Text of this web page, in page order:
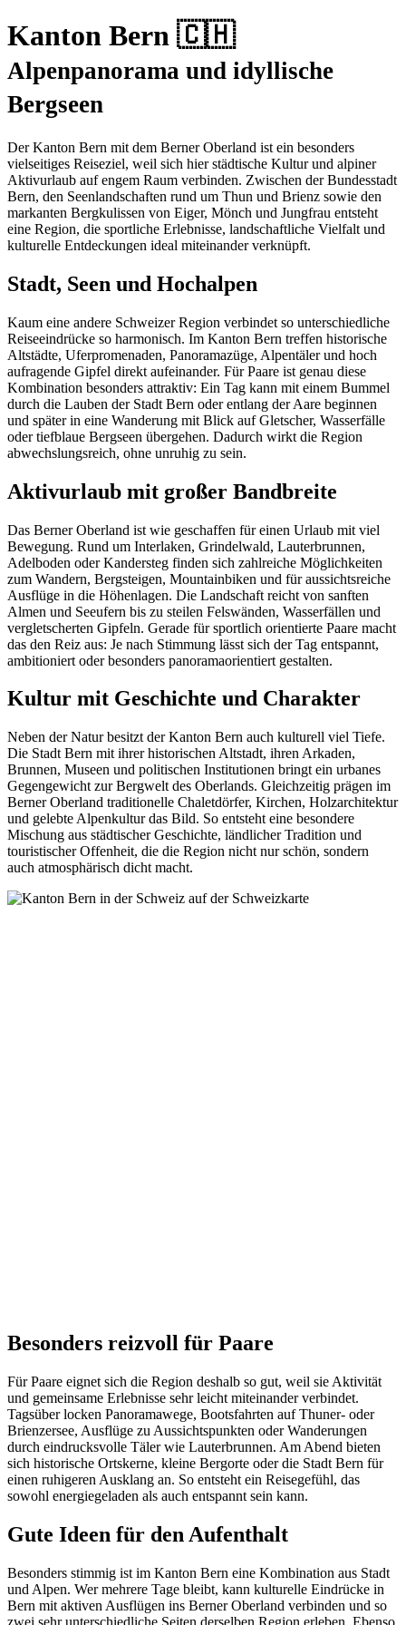
Kanton Bern 🇨🇭
Alpenpanorama und idyllische
Bergseen
Der Kanton Bern mit dem Berner Oberland ist ein besonders
vielseitiges Reiseziel, weil sich hier städtische Kultur und alpiner
Aktivurlaub auf engem Raum verbinden. Zwischen der Bundesstadt
Bern, den Seenlandschaften rund um Thun und Brienz sowie den
markanten Bergkulissen von Eiger, Mönch und Jungfrau entsteht
eine Region, die sportliche Erlebnisse, landschaftliche Vielfalt und
kulturelle Entdeckungen ideal miteinander verknüpft.
Stadt, Seen und Hochalpen
Kaum eine andere Schweizer Region verbindet so unterschiedliche
Reiseeindrücke so harmonisch. Im Kanton Bern treffen historische
Altstädte, Uferpromenaden, Panoramazüge, Alpentäler und hoch
aufragende Gipfel direkt aufeinander. Für Paare ist genau diese
Kombination besonders attraktiv: Ein Tag kann mit einem Bummel
durch die Lauben der Stadt Bern oder entlang der Aare beginnen
und später in eine Wanderung mit Blick auf Gletscher, Wasserfälle
oder tiefblaue Bergseen übergehen. Dadurch wirkt die Region
abwechslungsreich, ohne unruhig zu sein.
Aktivurlaub mit großer Bandbreite
Das Berner Oberland ist wie geschaffen für einen Urlaub mit viel
Bewegung. Rund um Interlaken, Grindelwald, Lauterbrunnen,
Adelboden oder Kandersteg finden sich zahlreiche Möglichkeiten
zum Wandern, Bergsteigen, Mountainbiken und für aussichtsreiche
Ausflüge in die Höhenlagen. Die Landschaft reicht von sanften
Almen und Seeufern bis zu steilen Felswänden, Wasserfällen und
vergletscherten Gipfeln. Gerade für sportlich orientierte Paare macht
das den Reiz aus: Je nach Stimmung lässt sich der Tag entspannt,
ambitioniert oder besonders panoramaorientiert gestalten.
Kultur mit Geschichte und Charakter
Neben der Natur besitzt der Kanton Bern auch kulturell viel Tiefe.
Die Stadt Bern mit ihrer historischen Altstadt, ihren Arkaden,
Brunnen, Museen und politischen Institutionen bringt ein urbanes
Gegengewicht zur Bergwelt des Oberlands. Gleichzeitig prägen im
Berner Oberland traditionelle Chaletdörfer, Kirchen, Holzarchitektur
und gelebte Alpenkultur das Bild. So entsteht eine besondere
Mischung aus städtischer Geschichte, ländlicher Tradition und
touristischer Offenheit, die die Region nicht nur schön, sondern
auch atmosphärisch dicht macht.
Besonders reizvoll für Paare
Für Paare eignet sich die Region deshalb so gut, weil sie Aktivität
und gemeinsame Erlebnisse sehr leicht miteinander verbindet.
Tagsüber locken Panoramawege, Bootsfahrten auf Thuner- oder
Brienzersee, Ausflüge zu Aussichtspunkten oder Wanderungen
durch eindrucksvolle Täler wie Lauterbrunnen. Am Abend bieten
sich historische Ortskerne, kleine Bergorte oder die Stadt Bern für
einen ruhigeren Ausklang an. So entsteht ein Reisegefühl, das
sowohl energiegeladen als auch entspannt sein kann.
Gute Ideen für den Aufenthalt
Besonders stimmig ist im Kanton Bern eine Kombination aus Stadt
und Alpen. Wer mehrere Tage bleibt, kann kulturelle Eindrücke in
Bern mit aktiven Ausflügen ins Berner Oberland verbinden und so
zwei sehr unterschiedliche Seiten derselben Region erleben. Ebenso